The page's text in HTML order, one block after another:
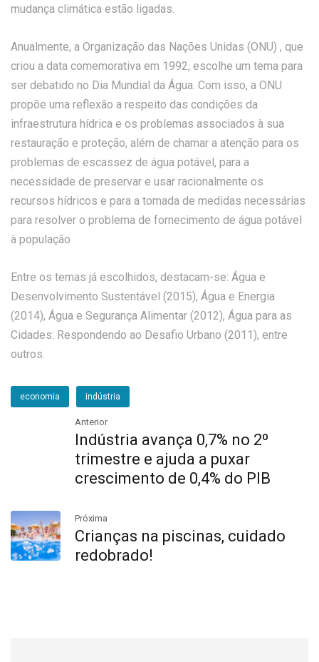
mudança climática estão ligadas.
Anualmente, a Organização das Nações Unidas (ONU) , que
criou a data comemorativa em 1992, escolhe um tema para
ser debatido no Dia Mundial da Água. Com isso, a ONU
propõe uma reflexão a respeito das condições da
infraestrutura hídrica e os problemas associados à sua
restauração e proteção, além de chamar a atenção para os
problemas de escassez de água potável, para a
necessidade de preservar e usar racionalmente os
recursos hídricos e para a tomada de medidas necessárias
para resolver o problema de fornecimento de água potável
à população
Entre os temas já escolhidos, destacam-se: Água e
Desenvolvimento Sustentável (2015), Água e Energia
(2014), Água e Segurança Alimentar (2012), Água para as
Cidades: Respondendo ao Desafio Urbano (2011), entre
outros.
economia indústria
Anterior
Indústria avança 0,7% no 2º
trimestre e ajuda a puxar
crescimento de 0,4% do PIB
Próxima
Crianças na piscinas, cuidado
redobrado!